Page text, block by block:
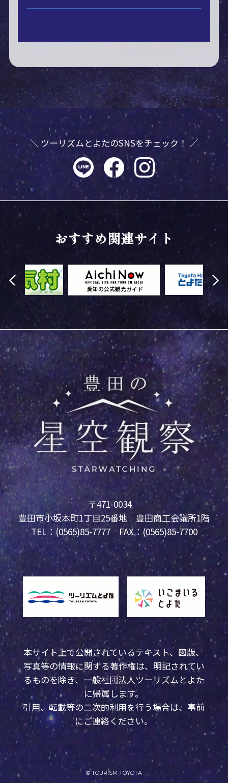
＼ ツーリズムとよたのSNSをチェック！ ／
おすすめ関連サイト
〒471-0034
豊田市小坂本町1丁目25番地 豊田商工会議所1階
TEL：(0565)85-7777 FAX：(0565)85-7700
本サイト上で公開されているテキスト、図版、
写真等の情報に関する著作権は、明記されてい
るものを除き、一般社団法人ツーリズムとよた
に帰属します。
引用、転載等の二次的利用を行う場合は、事前
にご連絡ください。
© TOURISM TOYOTA